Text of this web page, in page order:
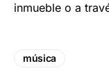
inmueble o a
música